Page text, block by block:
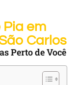
em
Carlos
Perto de Você